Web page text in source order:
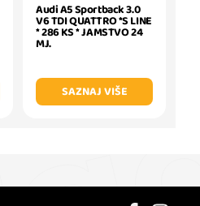
Audi A5 Sportback 3.0
V6 TDI QUATTRO *S LINE
* 286 KS * JAMSTVO 24
MJ.
SAZNAJ VIŠE